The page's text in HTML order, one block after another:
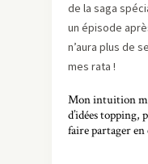
de la saga
un épisode
n’aura plus de
mes rata !
Mon intuition
d’idées topping,
faire partager